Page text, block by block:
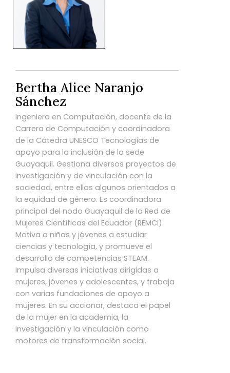
Bertha Alice Naranjo
Sánchez
Ingeniera en Computación, docente de la
Carrera de Computación y coordinadora
de la Cátedra UNESCO Tecnologías de
apoyo para la inclusión de la sede
Guayaquil. Gestiona diversos proyectos de
investigación y de vinculación con la
sociedad, entre ellos algunos orientados a
la equidad de género. Es coordinadora
principal del nodo Guayaquil de la Red de
Mujeres Científicas del Ecuador (REMCI).
Motiva a niñas y jóvenes a estudiar
ciencias y tecnología, y promueve el
desarrollo de competencias STEAM.
Impulsa diversas iniciativas dirigidas a
mujeres, jóvenes y adolescentes, y trabaja
con varias fundaciones de apoyo a
mujeres. En su accionar, destaca el papel
de la mujer en la academia, la
investigación y la vinculación como
motores de transformación social.